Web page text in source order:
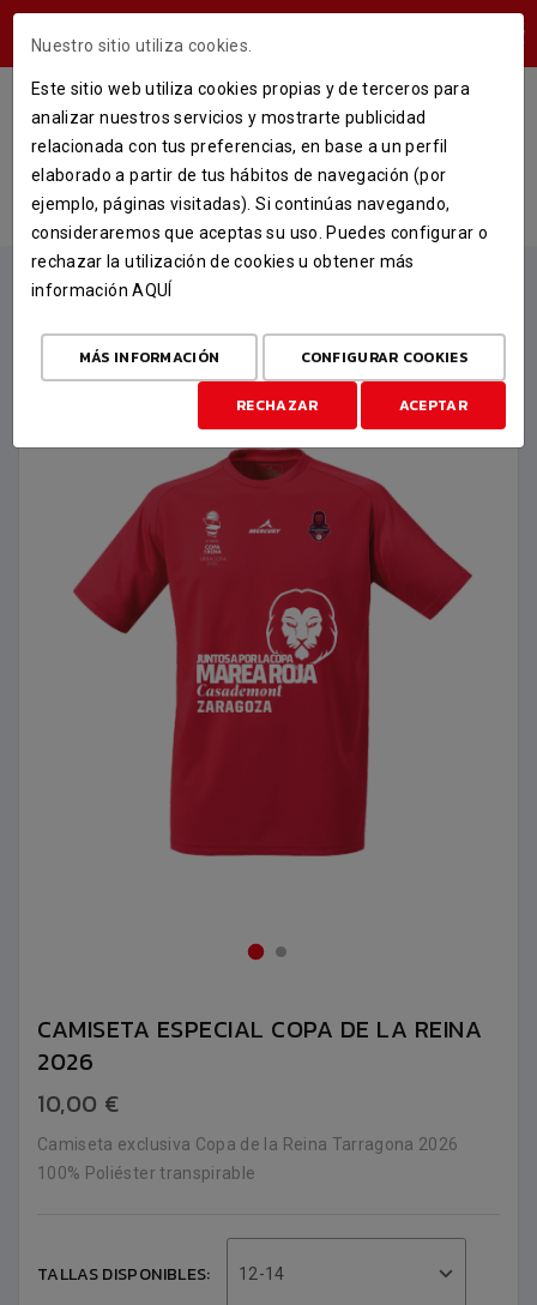
CAMISETA ESPECIAL COPA DE LA
REINA 2026
INICIO TIENDA
MERCHANDISING
CAMISETA ESPECIAL COPA DE LA REINA 2026
CAMISETA ESPECIAL COPA DE LA REINA
2026
10,00 €
Camiseta exclusiva Copa de la Reina Tarragona 2026
100% Poliéster transpirable
TALLAS DISPONIBLES: 12-14
Nuestro sitio utiliza cookies.
Este sitio web utiliza cookies propias y de terceros para
analizar nuestros servicios y mostrarte publicidad
relacionada con tus preferencias, en base a un perfil
elaborado a partir de tus hábitos de navegación (por
ejemplo, páginas visitadas). Si continúas navegando,
consideraremos que aceptas su uso. Puedes configurar o
rechazar la utilización de cookies u obtener más
informaciónAQUÍ
MÁS INFORMACIÓN CONFIGURAR COOKIES
RECHAZAR ACEPTAR